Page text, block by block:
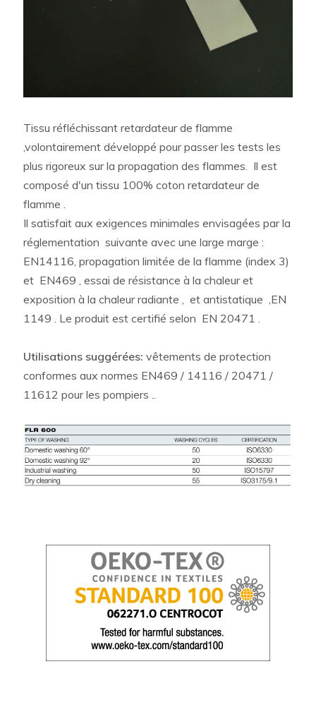
Tissu réfléchissant retardateur de flamme
,volontairement développé pour passer les tests les
plus rigoreux sur la propagation des flammes. Il est
composé d'un tissu 100% coton retardateur de
flamme .
Il satisfait aux exigences minimales envisagées par la
réglementation suivante avec une large marge :
EN14116, propagation limitée de la flamme (index 3)
et EN469 , essai de résistance à la chaleur et
exposition à la chaleur radiante , et antistatique ,EN
1149 . Le produit est certifié selon EN 20471 .
Utilisations suggérées: vêtements de protection
conformes aux normes EN469 / 14116 / 20471 /
11612 pour les pompiers ..